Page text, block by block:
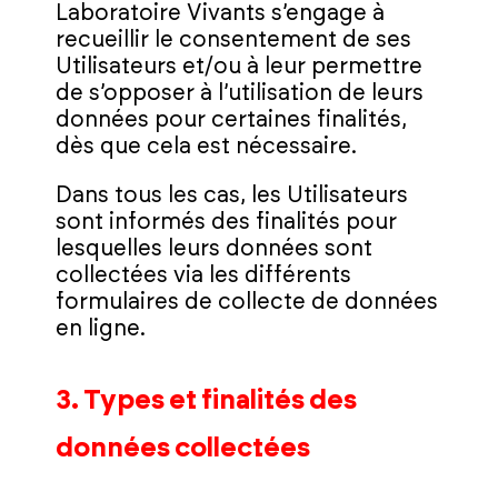
Laboratoire Vivants s’engage à
recueillir le consentement de ses
Utilisateurs et/ou à leur permettre
de s’opposer à l’utilisation de leurs
données pour certaines finalités,
dès que cela est nécessaire.
Dans tous les cas, les Utilisateurs
sont informés des finalités pour
lesquelles leurs données sont
collectées via les différents
formulaires de collecte de données
en ligne.
3. Types et finalités des
données collectées